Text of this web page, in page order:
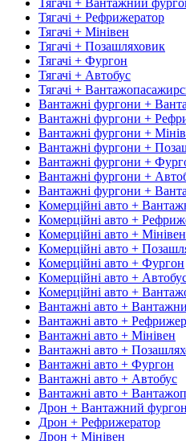
Тягачі + Рефрижератор
Тягачі + Мінівен
Тягачі + Позашляховик
Тягачі + Фургон
Тягачі + Автобус
Тягачі +
Вантажні фургони +
Вантажні фургони +
Вантажні фургони +
Вантажні фургони +
Вантажні фургони +
Вантажні фургони +
Вантажні фургони +
Комерційні авто +
Комерційні авто +
Комерційні авто + Мінівен
Комерційні авто +
Комерційні авто + Фургон
Комерційні авто +
Комерційні авто +
Вантажні авто +
Вантажні авто +
Вантажні авто + Мінівен
Вантажні авто +
Вантажні авто + Фургон
Вантажні авто + Автобус
Вантажні авто +
Дрон + Вантажний фургон
Дрон + Рефрижератор
Дрон + Мінівен